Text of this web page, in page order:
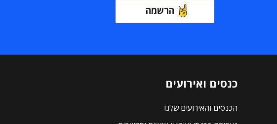
הרשמה
כנסים ואירועים
הכנסים והאירועים שלנו